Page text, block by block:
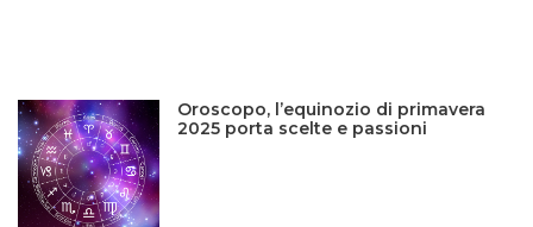
Oroscopo, l’equinozio di primavera
2025 porta scelte e passioni